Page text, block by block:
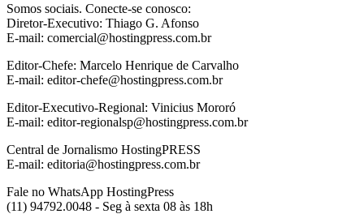
Somos sociais. Conecte-se conosco:
Diretor-Executivo: Thiago G. Afonso
E-mail: comercial@hostingpress.com.br
Editor-Chefe: Marcelo Henrique de Carvalho
E-mail: editor-chefe@hostingpress.com.br
Editor-Executivo-Regional: Vinicius Mororó
E-mail: editor-regionalsp@hostingpress.com.br
Central de Jornalismo HostingPRESS
E-mail: editoria@hostingpress.com.br
Fale no WhatsApp HostingPress
(11) 94792.0048 - Seg à sexta 08 às 18h